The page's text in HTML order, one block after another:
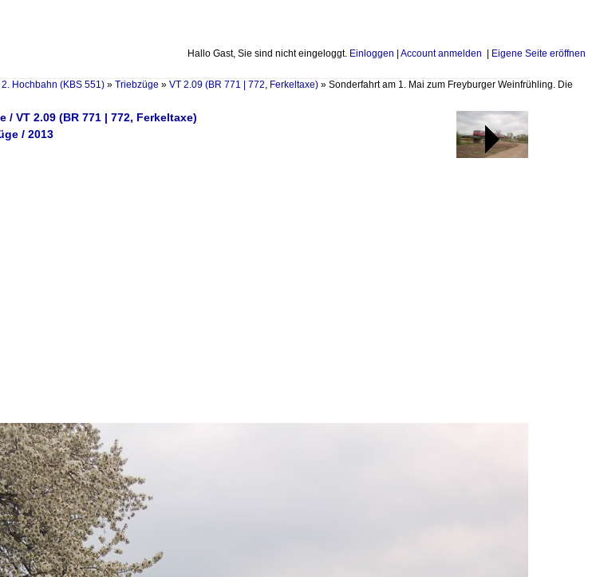
Hallo Gast, Sie sind nicht eingeloggt. Einloggen Account anmelden Eigene Seite eröffnen
2. Hochbahn (KBS 551) » Triebzüge » VT 2.09 (BR 771 | 772, Ferkeltaxe) » Sonderfahrt am 1. Mai zum Freyburger Weinfrühling. Die
/ VT 2.09 (BR 771 | 772, Ferkeltaxe)
/ 2013